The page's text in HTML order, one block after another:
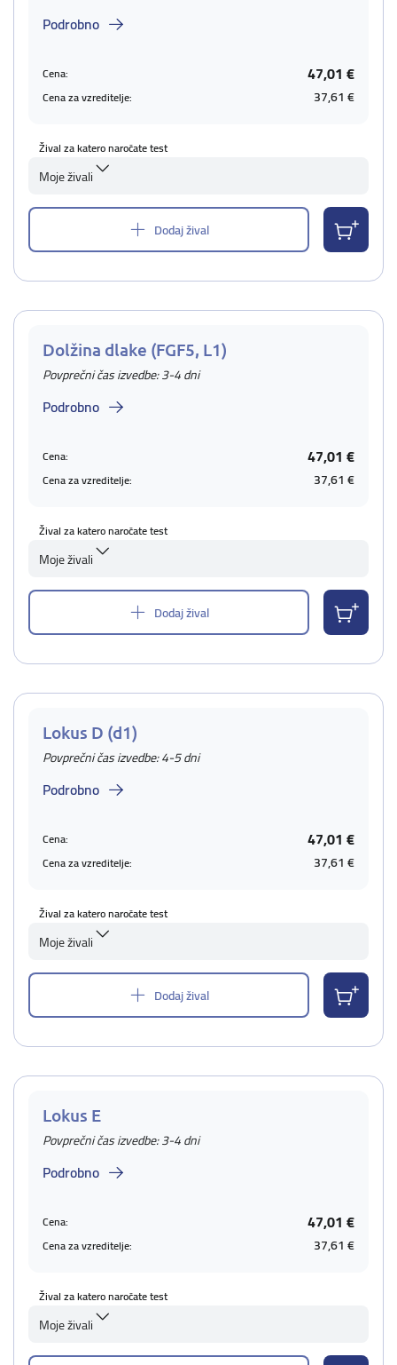
Podrobno
Cena: 47,01 €
Cena za vzreditelje: 37,61 €
Žival za katero naročate test
Moje živali
Dodaj žival
Dolžina dlake (FGF5, L1)
Povprečni čas izvedbe: 3-4 dni
Podrobno
Cena: 47,01 €
Cena za vzreditelje: 37,61 €
Žival za katero naročate test
Moje živali
Dodaj žival
Lokus D (d1)
Povprečni čas izvedbe: 4-5 dni
Podrobno
Cena: 47,01 €
Cena za vzreditelje: 37,61 €
Žival za katero naročate test
Moje živali
Dodaj žival
Lokus E
Povprečni čas izvedbe: 3-4 dni
Podrobno
Cena: 47,01 €
Cena za vzreditelje: 37,61 €
Žival za katero naročate test
Moje živali